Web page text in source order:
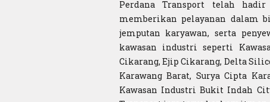
Perdana Transport telah
memberikan pelayanan dalam
jemputan karyawan, serta
kawasan industri seperti
Cikarang, Ejip Cikarang, Delta
Karawang Barat, Surya Cipta
Kawasan Industri Bukit Indah